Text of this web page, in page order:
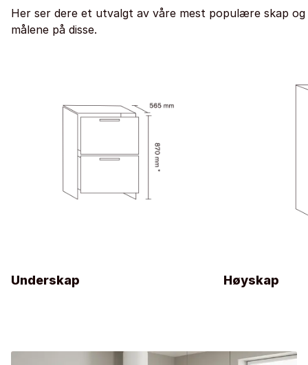
Her ser dere et utvalgt av våre mest populære skap og
målene på disse.
Underskap Høyskap